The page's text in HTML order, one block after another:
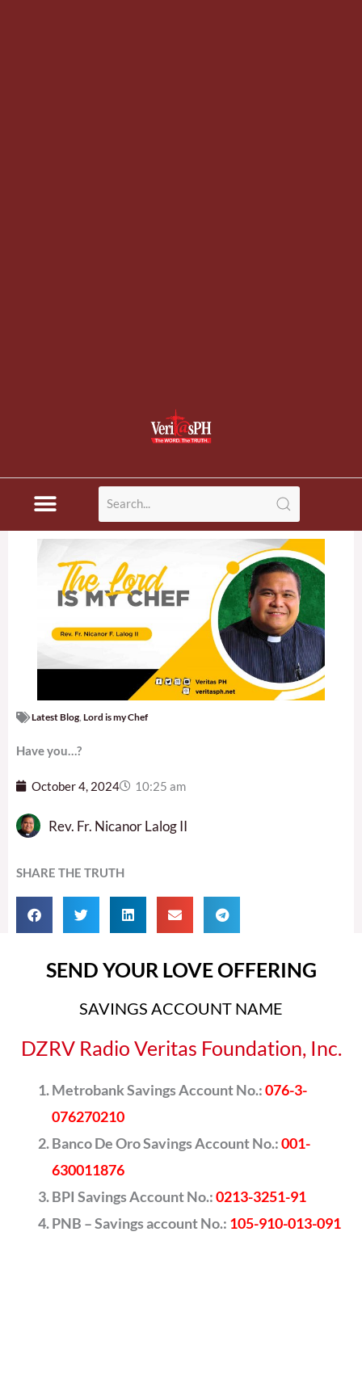
Latest Blog Lord is my Chef
Have you…?
October 4, 2024 10:25 am
Rev. Fr. Nicanor Lalog II
SHARE THE TRUTH
SEND YOUR LOVE OFFERING
SAVINGS ACCOUNT NAME
DZRV Radio Veritas Foundation, Inc.
Metrobank Savings Account No.:076-3-
076270210
Banco De Oro Savings Account No.:001-
630011876
BPI Savings Account No.:0213-3251-91
PNB – Savings account No.: 105-910-013-091